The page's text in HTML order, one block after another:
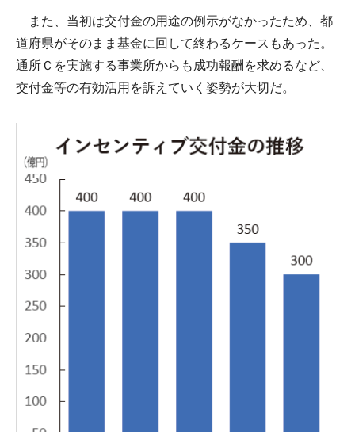
また、当初は交付金の用途の例示がなかったため、都
道府県がそのまま基金に回して終わるケースもあった。
通所Ｃを実施する事業所からも成功報酬を求めるなど、
交付金等の有効活用を訴えていく姿勢が大切だ。